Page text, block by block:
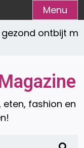
Menu
gezond ontbijt
fashion en